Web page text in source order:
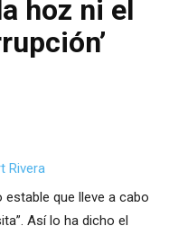
hoz ni el
estable que lleve a cabo
Así lo ha dicho el